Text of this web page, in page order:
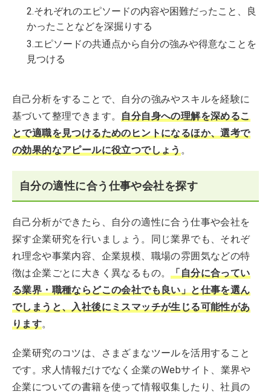
2.それぞれのエピソードの内容や困難だったこと、良
かったことなどを深掘りする
3.エピソードの共通点から自分の強みや得意なことを
見つける
自己分析をすることで、自分の強みやスキルを経験に
基づいて整理できます。自分自身への理解を深めるこ
とで適職を見つけるためのヒントになるほか、選考で
の効果的なアピールに役立つでしょう。
自分の適性に合う仕事や会社を探す
自己分析ができたら、自分の適性に合う仕事や会社を
探す企業研究を行いましょう。同じ業界でも、それぞ
れ理念や事業内容、企業規模、職場の雰囲気などの特
徴は企業ごとに大きく異なるもの。「自分に合ってい
る業界・職種ならどこの会社でも良い」と仕事を選ん
でしまうと、入社後にミスマッチが生じる可能性があ
ります。
企業研究のコツは、さまざまなツールを活用すること
です。求人情報だけでなく企業のWebサイト、業界や
企業についての書籍を使って情報収集したり、社員の